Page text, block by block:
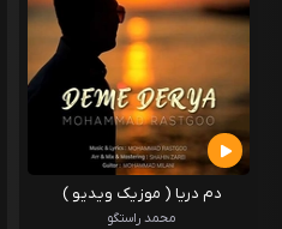
دم دریا ( موزیک ویدیو )
محمد راستگو